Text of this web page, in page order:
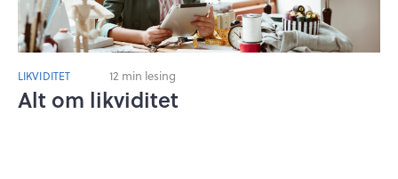
LIKVIDITET 12 min lesing
Alt om likviditet